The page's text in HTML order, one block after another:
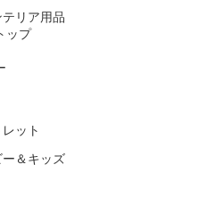
テリア用品
ップ
ット
ー＆キッズ